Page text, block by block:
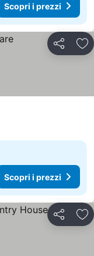
Scopri i prezzi
Condividi
Scopri i prezzi
Condividi